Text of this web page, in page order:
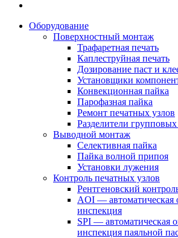
Оборудование
Поверхностный монтаж
Трафаретная печать
Каплеструйная печать
Дозирование паст и
Установщики
Конвекционная пайка
Парофазная пайка
Ремонт печатных узлов
Разделители групповых
Выводной монтаж
Селективная пайка
Пайка волной припоя
Установки лужения
Контроль печатных узлов
Рентгеновский
AOI — автоматическая
инспекция
SPI — автоматическая
инспекция паяльной